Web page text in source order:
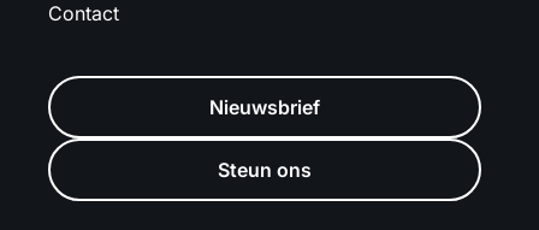
Contact
Nieuwsbrief
Steun ons